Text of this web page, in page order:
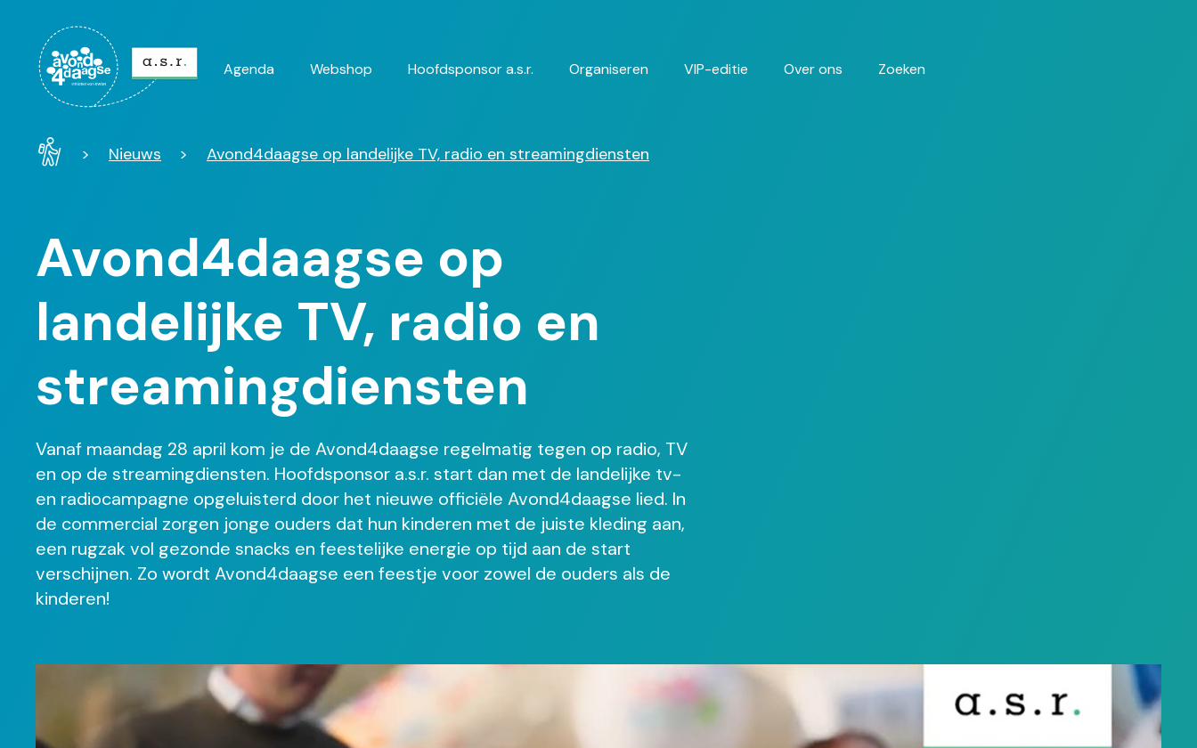
Hoofdnavigatie
Agenda Webshop Hoofdsponsor a.s.r. Organiseren VIP-editie Over ons Zoeken
Avond4Daagse
Nieuws Avond4daagse op landelijke TV, radio en streamingdiensten
Avond4daagse op
landelijke TV, radio en
streamingdiensten
Vanaf maandag 28 april kom je de Avond4daagse regelmatig tegen op radio, TV
en op de streamingdiensten. Hoofdsponsor a.s.r. start dan met de landelijke tv-
en radiocampagne opgeluisterd door het nieuwe officiële Avond4daagse lied. In
de commercial zorgen jonge ouders dat hun kinderen met de juiste kleding aan,
een rugzak vol gezonde snacks en feestelijke energie op tijd aan de start
verschijnen. Zo wordt Avond4daagse een feestje voor zowel de ouders als de
kinderen!